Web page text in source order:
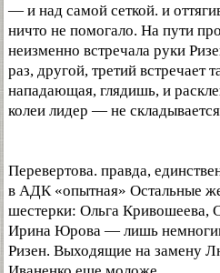
— и над самой сеткой. и
ничто не помогало. На пути
неизменно встречала руки
раз, другой, третий встречает
нападающая, глядишь, и
колеи лидер — не
Перевертова. правда,
в АДК «опытная» Остальные
шестерки: Ольга Кривошеева,
Ирина Юрова — лишь
Ризен. Выходящие на замену